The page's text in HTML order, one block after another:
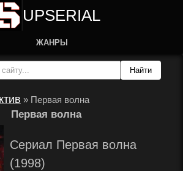
UPSERIAL
ЖАНРЫ
» Первая волна
Первая волна
Сериал Первая волна
(1998)